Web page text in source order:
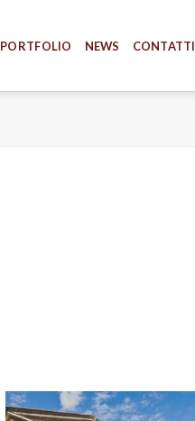
PORTFOLIO NEWS CONTATTI